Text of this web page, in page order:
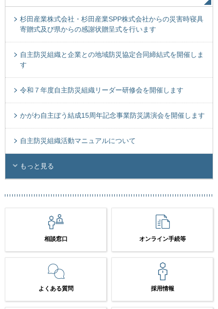
杉田産業株式会社・杉田産業SPP株式会社からの災害時寝具
寄贈式及び県からの感謝状贈呈式を行います
自主防災組織と企業との地域防災協定合同締結式を開催しま
す
令和７年度自主防災組織リーダー研修会を開催します
かがわ自主ぼう結成15周年記念事業防災講演会を開催します
自主防災組織活動マニュアルについて
もっと見る
相談窓口 オンライン手続等
よくある質問 採用情報